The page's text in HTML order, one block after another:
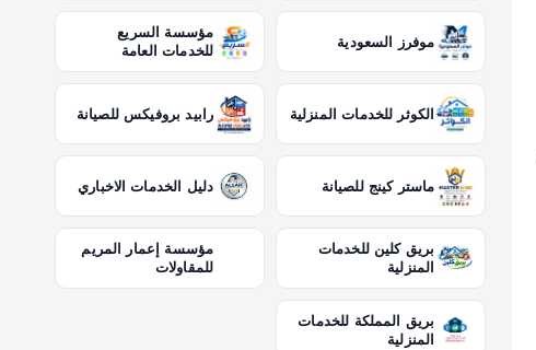
موفرز السعودية
مؤسسة السريع
للخدمات العامة
الكوثر للخدمات المنزلية رابيد بروفيكس للصيانة
ماستر كينج للصيانة دليل الخدمات الاخباري
بريق كلين للخدمات
المنزلية
مؤسسة إعمار المريم
للمقاولات
بريق المملكة للخدمات
المنزلية